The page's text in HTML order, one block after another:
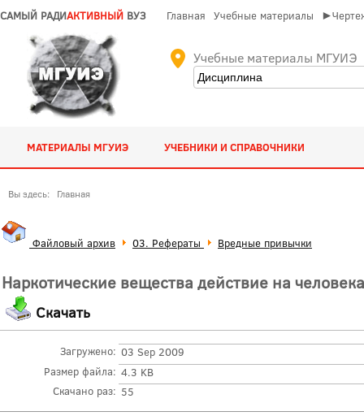
САМЫЙ РАДИАКТИВНЫЙ ВУЗ Главная Учебные материалы
Учебные материалы МГУИЭ
МАТЕРИАЛЫ МГУИЭ УЧЕБНИКИ И СПРАВОЧНИКИ
Вы здесь: Главная
Файловый архив 03. Рефераты Вредные привычки
Наркотические вещества действие на
Скачать
Загружено: 03 Sep 2009
Размер файла: 4.3 KB
Скачано раз: 55